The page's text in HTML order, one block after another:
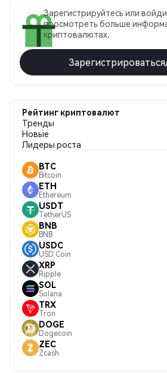
Зарегистрируйтесь или
просмотреть больше
криптовалютах.
Рейтинг криптовалют
Тренды
Новые
Лидеры роста
BTC
Bitcoin
ETH
Ethereum
USDT
TetherUS
BNB
BNB
USDC
USD Coin
XRP
Ripple
SOL
Solana
TRX
Tron
DOGE
Dogecoin
ZEC
Zcash